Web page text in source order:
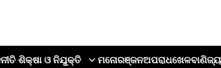
ଶିକ୍ଷା ଓ ନିଯୁକ୍ତି ମନୋରଞ୍ଜନଅପରାଧଖେଳବାଣିଜ୍ୟ